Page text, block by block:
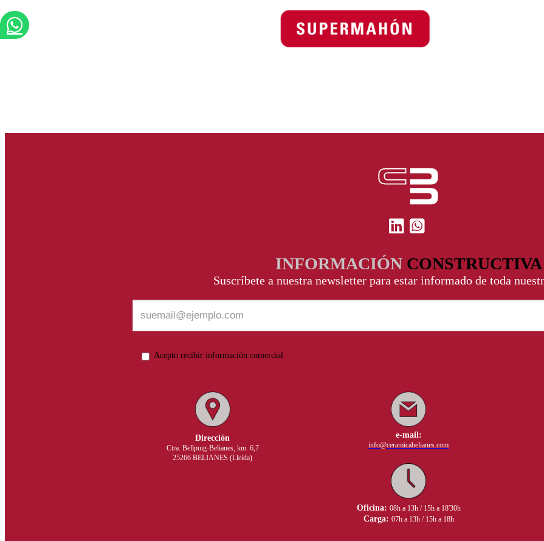
INFORMACIÓN CONSTRUCTIVA
Suscríbete a nuestra newsletter para estar informado de toda
Acepto recibir información comercial
Dirección
Ctra. Bellpuig-Belianes, km. 6,7
25266 BELIANES (Lleida)
e-mail:
info@ceramicabelianes.com
Oficina: 08h a 13h / 15h a 18'30h
Carga: 07h a 13h / 15h a 18h